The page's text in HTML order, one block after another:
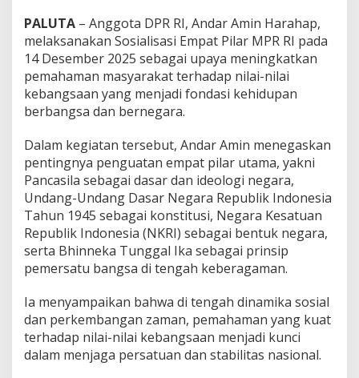
PALUTA – Anggota DPR RI, Andar Amin Harahap,
melaksanakan Sosialisasi Empat Pilar MPR RI pada
14 Desember 2025 sebagai upaya meningkatkan
pemahaman masyarakat terhadap nilai-nilai
kebangsaan yang menjadi fondasi kehidupan
berbangsa dan bernegara.
Dalam kegiatan tersebut, Andar Amin menegaskan
pentingnya penguatan empat pilar utama, yakni
Pancasila sebagai dasar dan ideologi negara,
Undang-Undang Dasar Negara Republik Indonesia
Tahun 1945 sebagai konstitusi, Negara Kesatuan
Republik Indonesia (NKRI) sebagai bentuk negara,
serta Bhinneka Tunggal Ika sebagai prinsip
pemersatu bangsa di tengah keberagaman.
Ia menyampaikan bahwa di tengah dinamika sosial
dan perkembangan zaman, pemahaman yang kuat
terhadap nilai-nilai kebangsaan menjadi kunci
dalam menjaga persatuan dan stabilitas nasional.